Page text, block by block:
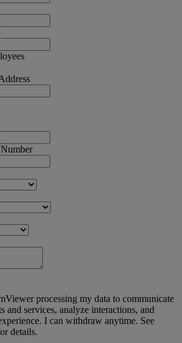
processing my data to communicate
and services, analyze interactions, and
I can withdraw anytime. See
details.